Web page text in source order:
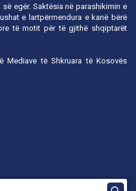
egër. Saktësia në parashikimin e
e lartpërmendura e kanë bërë
të motit për të gjithë shqiptarët
Mediave të Shkruara të Kosovës